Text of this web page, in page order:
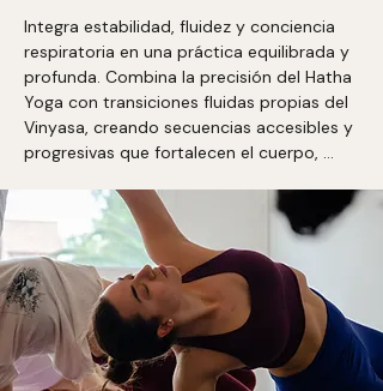
Integra estabilidad, fluidez y conciencia
respiratoria en una práctica equilibrada y
profunda. Combina la precisión del Hatha
Yoga con transiciones fluidas propias del
Vinyasa, creando secuencias accesibles y
progresivas que fortalecen el cuerpo,
afinan la atención.
La respiración guía el movimiento,
favoreciendo una práctica presente,
orgánica y segura.
Indicada tanto para practicantes que
desean consolidar las bases como para
quienes buscan una práctica consciente,